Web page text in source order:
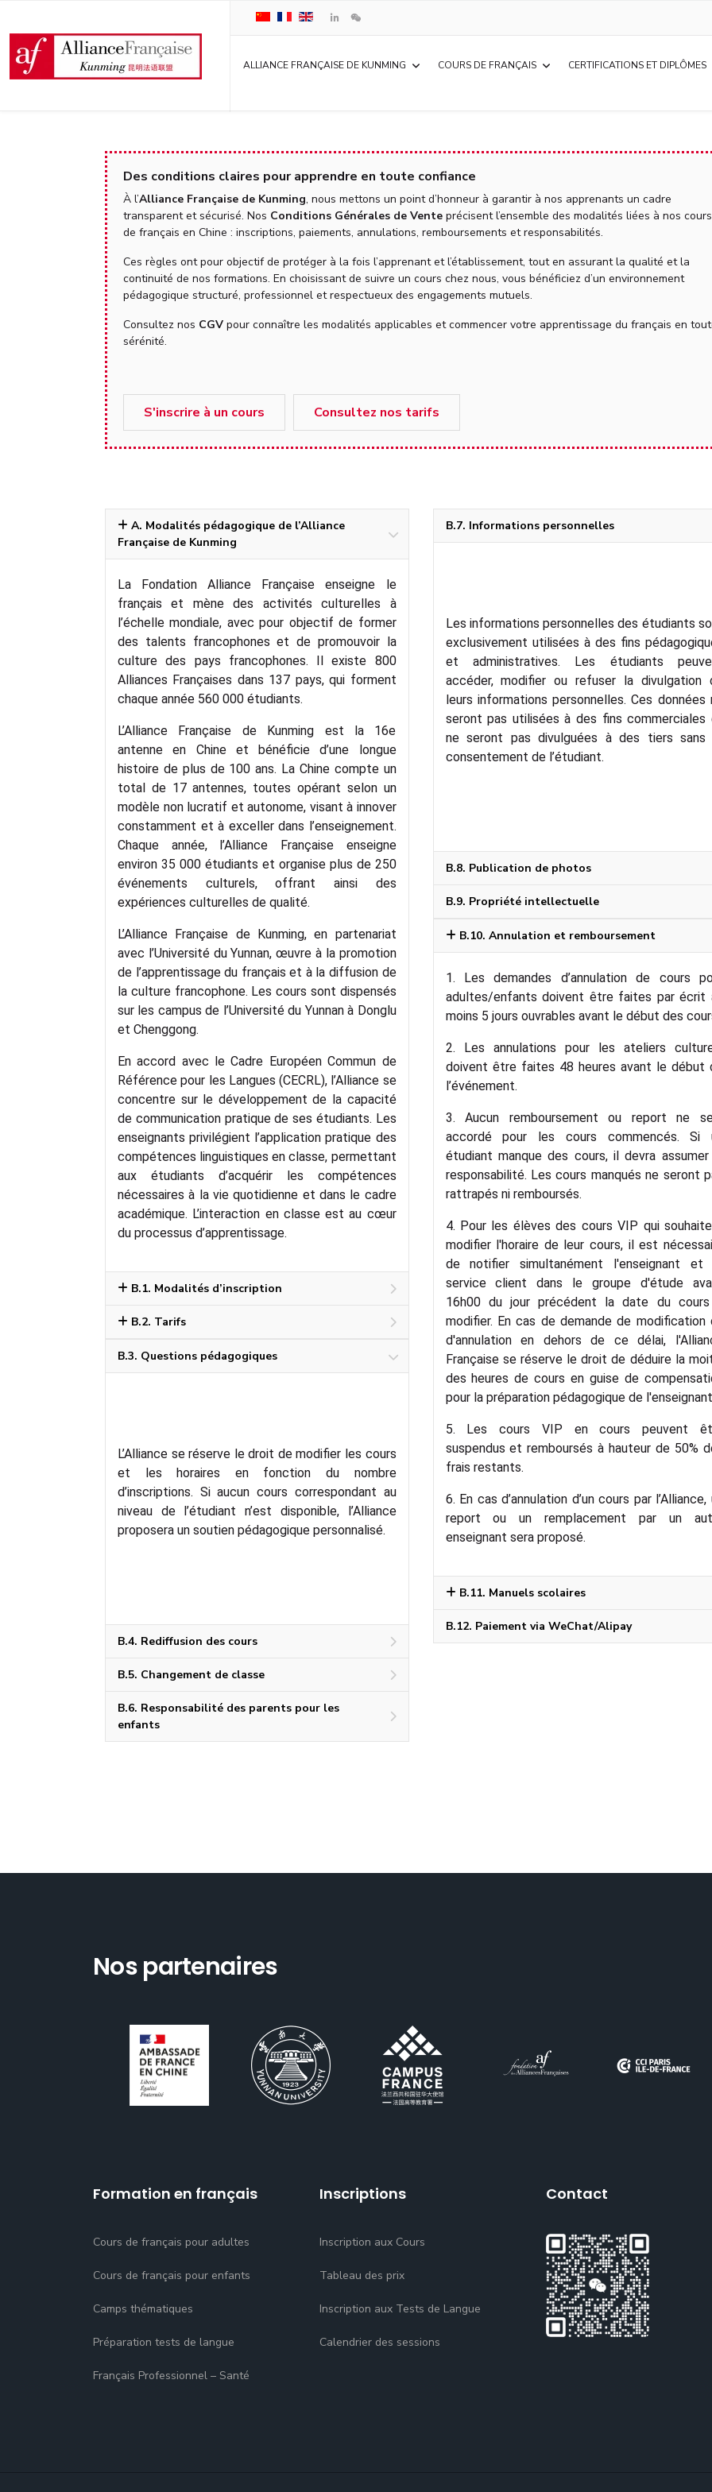
ALLIANCE FRANÇAISE DE KUNMING COURS DE FRANÇAIS CERTIFICATIONS ET DIPLÔMES
Des conditions claires pour apprendre en toute confiance
À l’Alliance Française de Kunming, nous mettons un point d’honneur à garantir à nos apprenants un cadre
transparent et sécurisé. Nos Conditions Générales de Vente précisent l’ensemble des modalités liées à nos cours
de français en Chine : inscriptions, paiements, annulations, remboursements et responsabilités.
Ces règles ont pour objectif de protéger à la fois l’apprenant et l’établissement, tout en assurant la qualité et la
continuité de nos formations. En choisissant de suivre un cours chez nous, vous bénéficiez d’un environnement
pédagogique structuré, professionnel et respectueux des engagements mutuels.
Consultez nos CGV pour connaître les modalités applicables et commencer votre apprentissage du français en
sérénité.
S'inscrire à un cours Consultez nos tarifs
Française de Kunming
La Fondation Alliance Française enseigne le
français et mène des activités culturelles à
l’échelle mondiale, avec pour objectif de former
des talents francophones et de promouvoir la
culture des pays francophones. Il existe 800
Alliances Françaises dans 137 pays, qui forment
chaque année 560 000 étudiants.
L’Alliance Française de Kunming est la 16e
antenne en Chine et bénéficie d’une longue
histoire de plus de 100 ans. La Chine compte un
total de 17 antennes, toutes opérant selon un
modèle non lucratif et autonome, visant à innover
constamment et à exceller dans l’enseignement.
Chaque année, l’Alliance Française enseigne
environ 35 000 étudiants et organise plus de 250
événements culturels, offrant ainsi des
expériences culturelles de qualité.
L’Alliance Française de Kunming, en partenariat
avec l’Université du Yunnan, œuvre à la promotion
de l’apprentissage du français et à la diffusion de
la culture francophone. Les cours sont dispensés
sur les campus de l’Université du Yunnan à Donglu
et Chenggong.
En accord avec le Cadre Européen Commun de
Référence pour les Langues (CECRL), l’Alliance se
concentre sur le développement de la capacité
de communication pratique de ses étudiants. Les
enseignants privilégient l’application pratique des
compétences linguistiques en classe, permettant
aux étudiants d’acquérir les compétences
nécessaires à la vie quotidienne et dans le cadre
académique. L’interaction en classe est au cœur
du processus d’apprentissage.
B.1. Modalités d’inscription
B.2. Tarifs
B.3. Questions pédagogiques
L’Alliance se réserve le droit de modifier les cours
et les horaires en fonction du nombre
d’inscriptions. Si aucun cours correspondant au
niveau de l’étudiant n’est disponible, l’Alliance
proposera un soutien pédagogique personnalisé.
B.4. Rediffusion des cours
B.5. Changement de classe
B.6. Responsabilité des parents pour les
enfants
B.7. Informations personnelles
Les informations personnelles des étudiants
exclusivement utilisées à des fins
et administratives. Les étudiants
accéder, modifier ou refuser la divulgation
leurs informations personnelles. Ces données
seront pas utilisées à des fins commerciales
ne seront pas divulguées à des tiers sans
consentement de l’étudiant.
B.8. Publication de photos
B.9. Propriété intellectuelle
B.10. Annulation et remboursement
1. Les demandes d’annulation de cours
adultes/enfants doivent être faites par écrit
moins 5 jours ouvrables avant le début des
2. Les annulations pour les ateliers
doivent être faites 48 heures avant le début
l’événement.
3. Aucun remboursement ou report ne
accordé pour les cours commencés. Si
étudiant manque des cours, il devra
responsabilité. Les cours manqués ne seront
rattrapés ni remboursés.
4. Pour les élèves des cours VIP qui
modifier l'horaire de leur cours, il est
de notifier simultanément l'enseignant et
service client dans le groupe d'étude
16h00 du jour précédent la date du
modifier. En cas de demande de modification
d'annulation en dehors de ce délai,
Française se réserve le droit de déduire la
des heures de cours en guise de
pour la préparation pédagogique de
5. Les cours VIP en cours peuvent
suspendus et remboursés à hauteur de 50%
frais restants.
6. En cas d’annulation d’un cours par l’Alliance,
report ou un remplacement par un
enseignant sera proposé.
B.11. Manuels scolaires
B.12. Paiement via WeChat/Alipay
Nos partenaires
Formation en français
Cours de français pour adultes
Cours de français pour enfants
Camps thématiques
Préparation tests de langue
Français Professionnel – Santé
Inscriptions
Inscription aux Cours
Tableau des prix
Inscription aux Tests de Langue
Calendrier des sessions
Contact